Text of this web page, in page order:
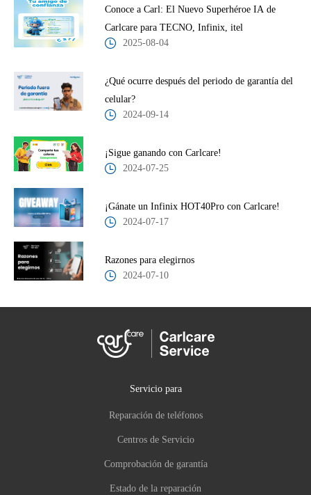
Conoce a Carl: El Nuevo Superhéroe IA de
Carlcare para TECNO, Infinix, itel
2025-08-04
¿Qué ocurre después del periodo de garantía del
celular?
2024-09-14
¡Sigue ganando con Carlcare!
2024-07-25
¡Gánate un Infinix HOT40Pro con Carlcare!
2024-07-17
Razones para elegirnos
2024-07-10
Servicio para
Reparación de teléfonos
Centros de Servicio
Comprobación de garantía
Estado de la reparación